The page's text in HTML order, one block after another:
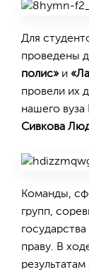
Для
проведены
полис»и
провели их
нашего вуза
Сивкова
Команды,
групп,
праву. В